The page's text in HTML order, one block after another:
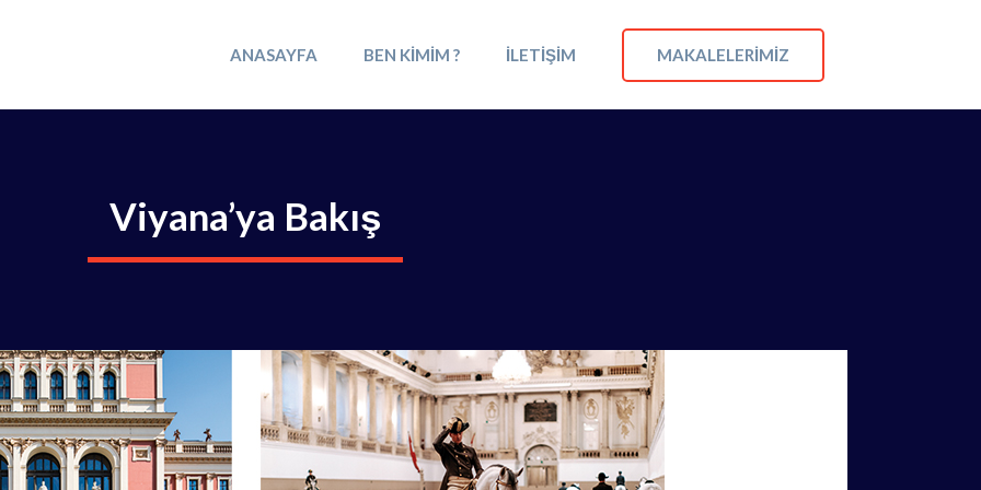
ANASAYFA BEN KIMIM ? İLETIŞIM MAKALELERIMIZ
Viyana’ya Bakış